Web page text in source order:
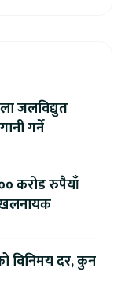
जलविद्युत
गर्ने
करोड रुपैयाँ
खलनायक
विनिमय दर, कुन